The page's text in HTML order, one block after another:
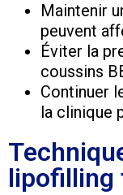
Maintenir
peuvent
Éviter la
coussins
Continuer
la clinique
lipofilling